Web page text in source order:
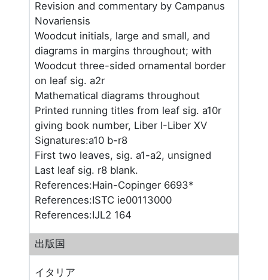
Revision and commentary by Campanus
Novariensis
Woodcut initials, large and small, and
diagrams in margins throughout; with
Woodcut three-sided ornamental border
on leaf sig. a2r
Mathematical diagrams throughout
Printed running titles from leaf sig. a10r
giving book number, Liber I-Liber XV
Signatures:a10 b-r8
First two leaves, sig. a1-a2, unsigned
Last leaf sig. r8 blank.
References:Hain-Copinger 6693*
References:ISTC ie00113000
References:IJL2 164
出版国
イタリア